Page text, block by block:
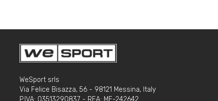
WeSport srls
Via Felice Bisazza, 56 - 98121 Messina, Italy